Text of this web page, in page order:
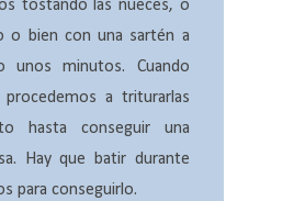
tostando las nueces, o
o bien con una sartén a
unos minutos. Cuando
a triturarlas
hasta conseguir una
Hay que batir durante
para conseguirlo.